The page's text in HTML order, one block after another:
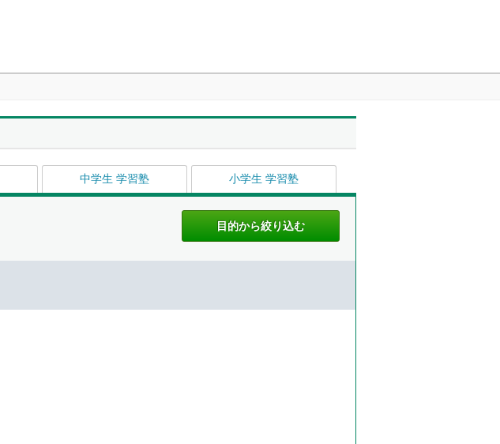
中学生 学習塾 小学生 学習塾